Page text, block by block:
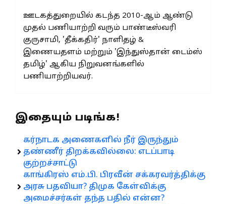
ஊடகத்துறையில் கடந்த 2010-ஆம் ஆண்டு
முதல் பணியாற்றி வரும் பாண்டீஸ்வரி
குருசாமி, 'தீக்கதிர்' நாளிதழ் &
இணையதளம் மற்றும் 'இந்துஸ்தான் டைம்ஸ்
தமிழ்' ஆகிய நிறுவனங்களில்
பணியாற்றியவர்.
இதையும் படிங்க!
கர்நாடக அணைகளில் நீர் இருந்தும்
தண்ணீர் திறக்கவில்லை: எடப்பாடி
குற்றச்சாட்டு
காங்கிரஸ் எம்.பி. பிரவீன் சக்கரவர்த்திக்கு
அரசு பதவியா? திமுக கேள்விக்கு
அமைச்சர்கள் தந்த பதில் என்ன?